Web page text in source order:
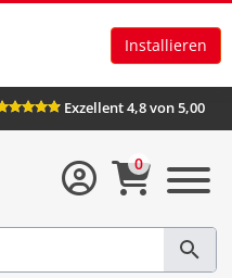
Installieren
Exzellent 4,8 von 5,00
0